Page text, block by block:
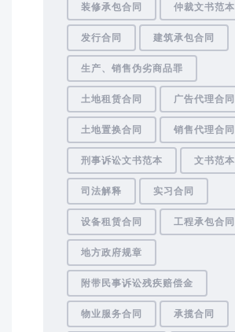
装修承包合同 仲裁文书范本
发行合同 建筑承包合同
生产、销售伪劣商品罪
土地租赁合同 广告代理合同
土地置换合同 销售代理合同
刑事诉讼文书范本 文书范本
司法解释 实习合同
设备租赁合同 工程承包合同
地方政府规章
附带民事诉讼残疾赔偿金
物业服务合同 承揽合同